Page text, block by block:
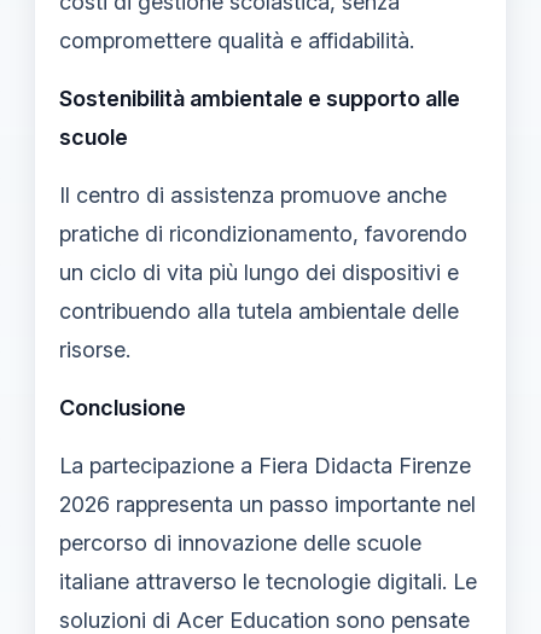
compromettere qualità e affidabilità.
Sostenibilità ambientale e supporto alle
scuole
Il centro di assistenza promuove anche
pratiche di ricondizionamento, favorendo
un ciclo di vita più lungo dei dispositivi e
contribuendo alla tutela ambientale delle
risorse.
Conclusione
La partecipazione a Fiera Didacta Firenze
2026 rappresenta un passo importante nel
percorso di innovazione delle scuole
italiane attraverso le tecnologie digitali. Le
soluzioni di Acer Education sono pensate